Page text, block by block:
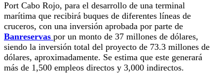
Port Cabo Rojo, para el desarrollo de una terminal
marítima que recibirá buques de diferentes líneas de
cruceros, con una inversión aprobada por parte de
Banreservas por un monto de 37 millones de dólares,
siendo la inversión total del proyecto de 73.3 millones de
dólares, aproximadamente. Se estima que este generará
más de 1,500 empleos directos y 3,000 indirectos.